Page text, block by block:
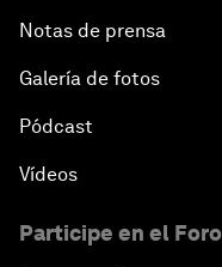
Notas de prensa
Galería de fotos
Pódcast
Vídeos
Participe en el Foro